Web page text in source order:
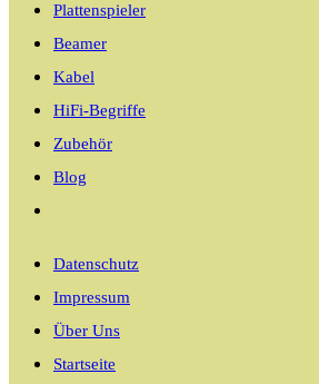
Plattenspieler
Beamer
Kabel
HiFi-Begriffe
Zubehör
Blog
umschalten
Datenschutz
Impressum
Über Uns
Startseite